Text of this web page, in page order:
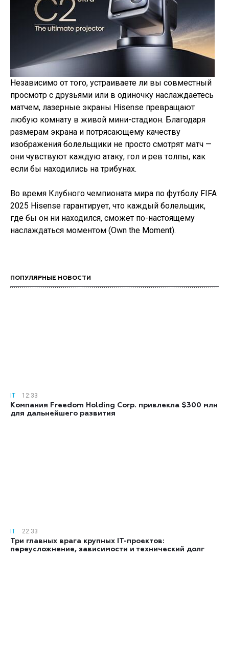
Независимо от того, устраиваете ли вы совместный
просмотр с друзьями или в одиночку наслаждаетесь
матчем, лазерные экраны Hisense превращают
любую комнату в живой мини-стадион. Благодаря
размерам экрана и потрясающему качеству
изображения болельщики не просто смотрят матч —
они чувствуют каждую атаку, гол и рев толпы, как
если бы находились на трибунах.
Во время Клубного чемпионата мира по футболу FIFA
2025 Hisense гарантирует, что каждый болельщик,
где бы он ни находился, сможет по-настоящему
наслаждаться моментом (Own the Moment).
ПОПУЛЯРНЫЕ НОВОСТИ
IT
12:33
Компания Freedom Holding Corp. привлекла $300 млн
для дальнейшего развития
IT
22:33
Три главных врага крупных IT-проектов:
переусложнение, зависимости и технический долг